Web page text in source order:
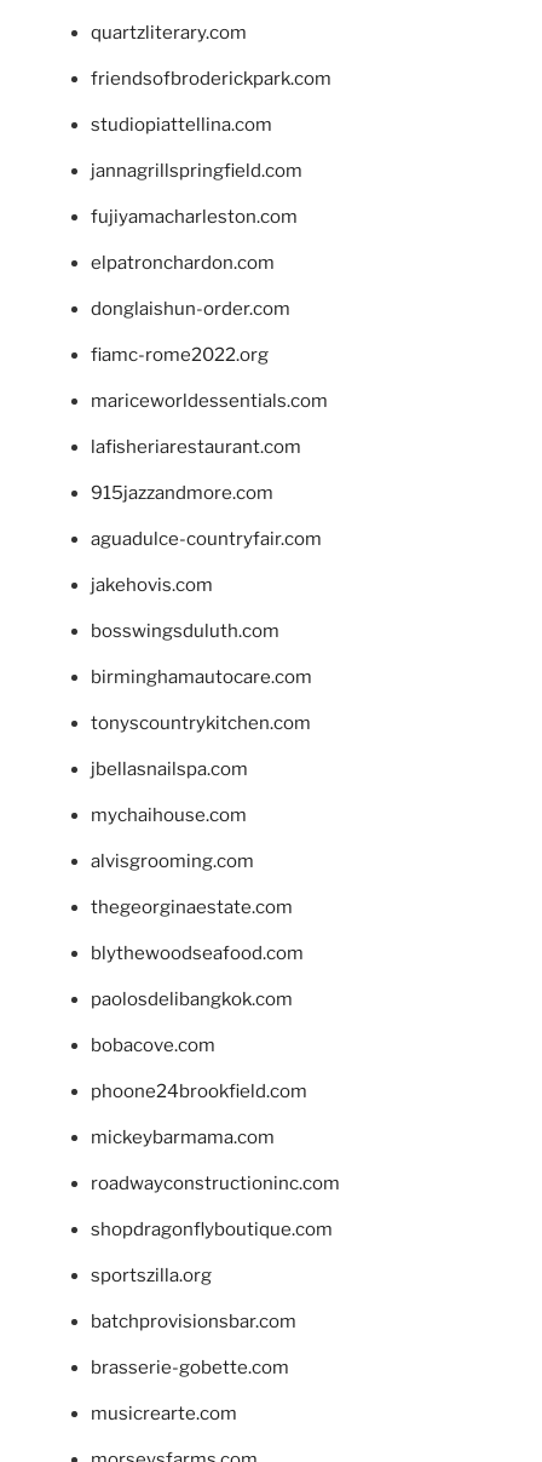
quartzliterary.com
friendsofbroderickpark.com
studiopiattellina.com
jannagrillspringfield.com
fujiyamacharleston.com
elpatronchardon.com
donglaishun-order.com
fiamc-rome2022.org
mariceworldessentials.com
lafisheriarestaurant.com
915jazzandmore.com
aguadulce-countryfair.com
jakehovis.com
bosswingsduluth.com
birminghamautocare.com
tonyscountrykitchen.com
jbellasnailspa.com
mychaihouse.com
alvisgrooming.com
thegeorginaestate.com
blythewoodseafood.com
paolosdelibangkok.com
bobacove.com
phoone24brookfield.com
mickeybarmama.com
roadwayconstructioninc.com
shopdragonflyboutique.com
sportszilla.org
batchprovisionsbar.com
brasserie-gobette.com
musicrearte.com